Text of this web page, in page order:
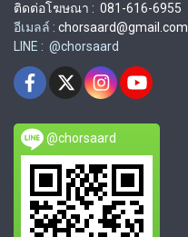
ติดต่อโฆษณา : 081-616-6955
อีเมลล์ : chorsaard@gmail.com
LINE : @chorsaard
@chorsaard